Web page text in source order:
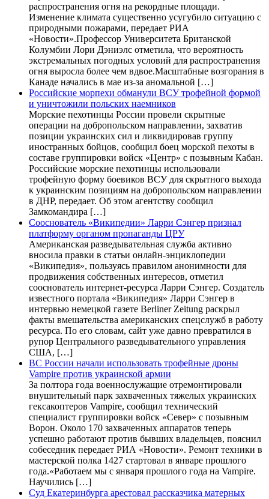
распространения огня на рекордные площади.
Изменение климата существенно усугубило ситуацию с
природными пожарами, передает РИА
«Новости».Профессор Университета Британской
Колумбии Лори Дэниэлс отметила, что вероятность
экстремальных погодных условий для распространения
огня выросла более чем вдвое.Масштабные возгорания в
Канаде начались в мае из-за аномальной […]
Российские морпехи обманули ВСУ трофейной формой
и уничтожили польских наемников
Морские пехотинцы России провели скрытные
операции на добропольском направлении, захватив
позиции украинских сил и ликвидировав группу
иностранных бойцов, сообщил боец морской пехоты в
составе группировки войск «Центр» с позывным Кабан.
Российские морские пехотинцы использовали
трофейную форму боевиков ВСУ для скрытного выхода
к украинским позициям на добропольском направлении
в ДНР, передает. Об этом агентству сообщил
Замкомандира […]
Сооснователь «Википедии» Ларри Сэнгер признал
платформу органом пропаганды ЦРУ
Американская разведывательная служба активно
вносила правки в статьи онлайн-энциклопедии
«Википедия», пользуясь правилом анонимности для
продвижения собственных интересов, отметил
сооснователь интернет-ресурса Ларри Сэнгер. Создатель
известного портала «Википедия» Ларри Сэнгер в
интервью немецкой газете Berliner Zeitung раскрыл
факты вмешательства американских спецслужб в работу
ресурса. По его словам, сайт уже давно превратился в
рупор Центрального разведывательного управления
США, […]
ВС России начали использовать трофейные дроны
Vampire против украинской армии
За полтора года военнослужащие отремонтировали
внушительный парк захваченных тяжелых украинских
гексакоптеров Vampire, сообщил технический
специалист группировки войск «Север» с позывным
Ворон. Около 170 захваченных аппаратов теперь
успешно работают против бывших владельцев, пояснил
собеседник передает РИА «Новости». Ремонт техники в
мастерской полка 1427 стартовал в январе прошлого
года.«Работаем мы с января прошлого года на Vampire.
Научились […]
Суд Екатеринбурга арестовал рассказчика матерных